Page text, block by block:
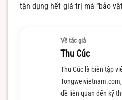
tận dụng hết giá trị mà “bảo
Về tác giả
Thu Cúc
Thu Cúc là biên tập
đề liên quan đến kỹ